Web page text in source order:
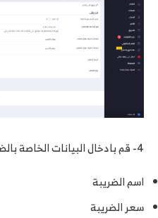
4- قم بادخال البيانات الخاصة بالضريبة:
اسم الضريبة
سعر الضريبة